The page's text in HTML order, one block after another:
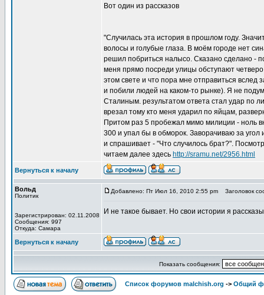
Вот один из рассказов
"Случилась эта история в прошлом году.
волосы и голубые глаза. В моём городе нет
решил побриться налысо. Сказано сделано -
меня прямо посреди улицы обступают
этом свете и что пора мне отправиться вслед
и побили людей на каком-то рынке). Я не
Сталиным. результатом ответа стал удар по
врезал тому кто меня ударил по яйцам,
Притом раз 5 пробежал мимо милиции - ноль
300 и упал бы в обморок. Заворачиваю за угол
и спрашивает - "Что случилось брат?".
читаем далее здесь http://sramu.net/2956.html
Вернуться к началу
Вольд
Политик
Зарегистрирован: 02.11.2008
Сообщения: 997
Откуда: Самара
Добавлено: Пт Июл 16, 2010 2:55 pm Заголовок
И не такое бывает. Но свои истории я
Вернуться к началу
Показать сообщения:
Список форумов malchish.org -> Общий